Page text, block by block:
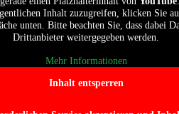
Inhalt zuzugreifen, klicken Sie
unten. Bitte beachten Sie, dass dabei
Drittanbieter weitergegeben werden.
Mehr Informationen
Inhalt entsperren
gestalten. Gleichzeitig postet er